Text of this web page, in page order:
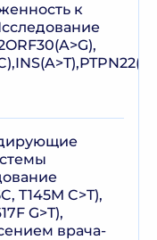
к
T145M C>T),
G>T),
врача-